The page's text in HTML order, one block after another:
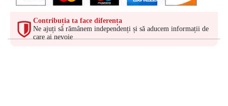
Contribuția ta face diferența
Ne ajuți să rămânem independenți și să aducem informații de
care ai nevoie